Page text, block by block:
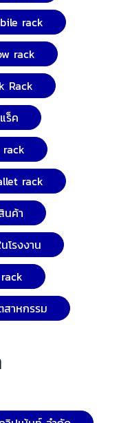
rack
rack
Rack
ร็ค
rack
นค้า
โรงงาน
สาหกรรม